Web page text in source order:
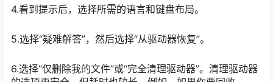
4.看到提示后，选择所需的语言和键盘布局。
5.选择“疑难解答”，然后选择“从驱动器恢复”。
6.选择“仅删除我的文件”或“完全清理驱动器”。清理驱动器